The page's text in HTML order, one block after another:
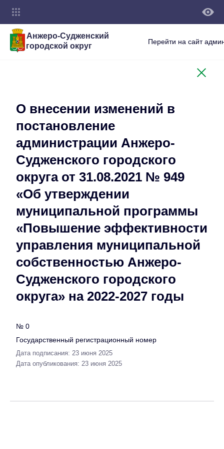
Анжеро-Судженский
городской округ
Перейти на сайт
О внесении изменений в
постановление
администрации Анжеро-
Судженского городского
округа от 31.08.2021 № 949
«Об утверждении
муниципальной программы
«Повышение эффективности
управления муниципальной
собственностью Анжеро-
Судженского городского
округа» на 2022-2027 годы
№ 0
Государственный регистрационный номер
Дата подписания: 23 июня 2025
Дата опубликования: 23 июня 2025